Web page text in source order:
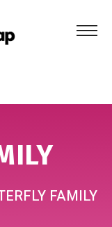
Menu
FAMILY